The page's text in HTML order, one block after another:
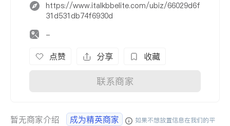
https://www.italkbbelite.com/ubiz/66029d6f
31d531db74f6930d
-
点赞 分享 收藏
联系商家
暂无商家介绍 成为精英商家
如果不想放置信息在我们的平